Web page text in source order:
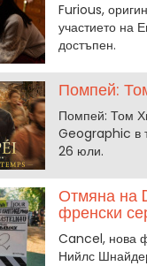
Furious,
участието на
достъпен.
Помпей:
Помпей: Том
Geographic в
26 юли.
Отмяна на
френски
Cancel, нова
Нийлс